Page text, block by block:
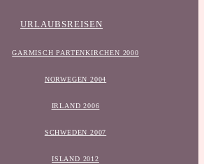
URLAUBSREISEN
GARMISCH PARTENKIRCHEN 2000
NORWEGEN 2004
IRLAND 2006
SCHWEDEN 2007
ISLAND 2012